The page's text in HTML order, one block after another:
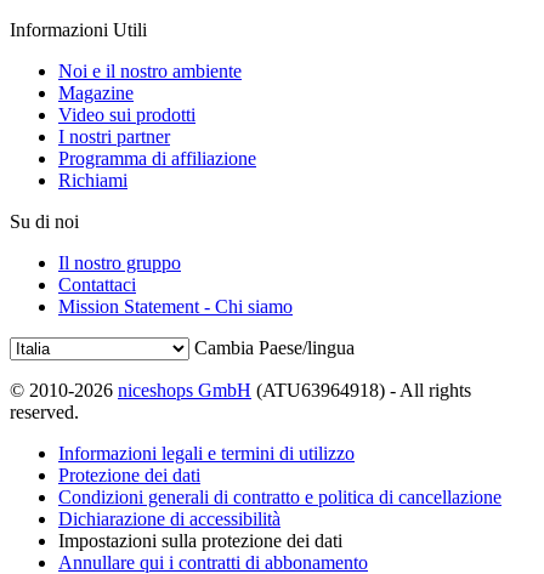
Informazioni Utili
Noi e il nostro ambiente
Magazine
Video sui prodotti
I nostri partner
Programma di affiliazione
Richiami
Su di noi
Il nostro gruppo
Contattaci
Mission Statement - Chi siamo
Cambia Paese/lingua
© 2010-2026 niceshops GmbH (ATU63964918) - All rights
reserved.
Informazioni legali e termini di utilizzo
Protezione dei dati
Condizioni generali di contratto e politica di cancellazione
Dichiarazione di accessibilità
Impostazioni sulla protezione dei dati
Annullare qui i contratti di abbonamento